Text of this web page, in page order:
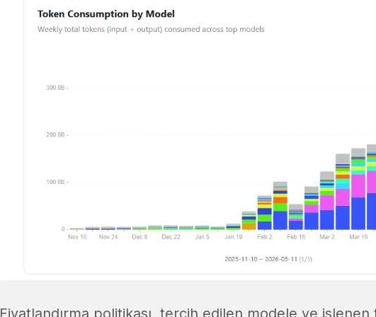
Fiyatlandırma politikası, tercih edilen modele ve